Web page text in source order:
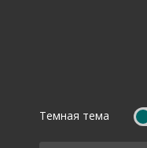
Темная тема